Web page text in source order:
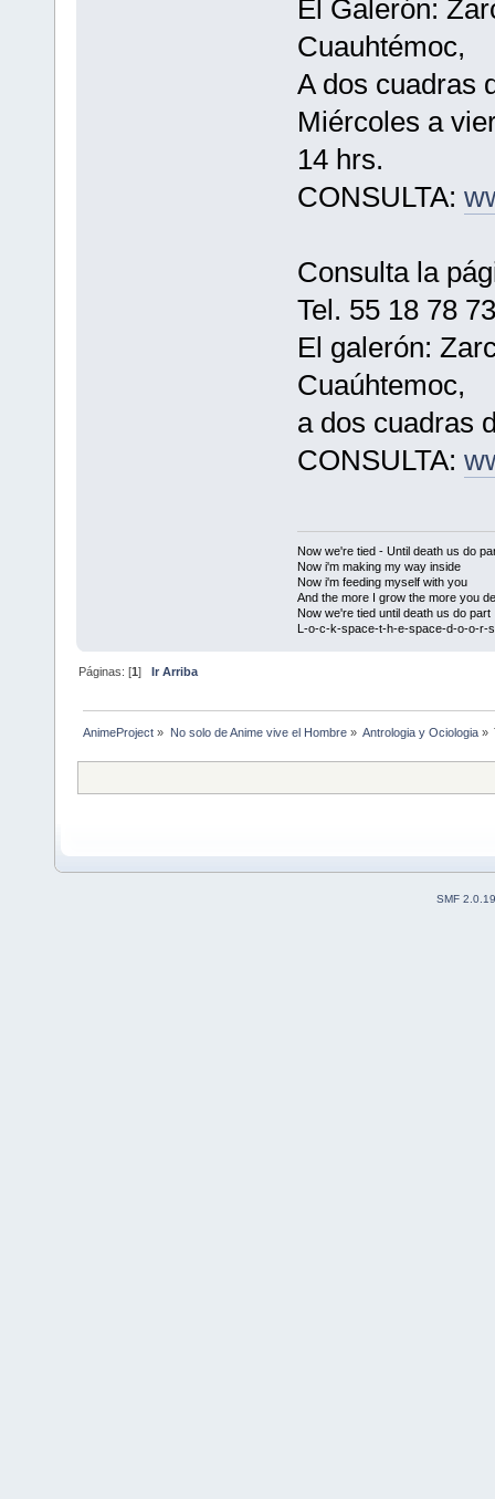
El Galerón:
Cuauhtémoc,
A dos cuadras
Miércoles a
14 hrs.
CONSULTA:
Consulta la
Tel. 55 18 78
El galerón:
Cuaúhtemoc,
a dos cuadras
CONSULTA:
Now we're tied - Until death us do
Now i'm making my way inside
Now i'm feeding myself with you
And the more I grow the more you
Now we're tied until death us do part
L-o-c-k-space-t-h-e-space-d-o-o-r-
Páginas: [1] Ir Arriba
AnimeProject » No solo de Anime vive el Hombre» Antrologia y Ociologia»
SMF 2.0.19